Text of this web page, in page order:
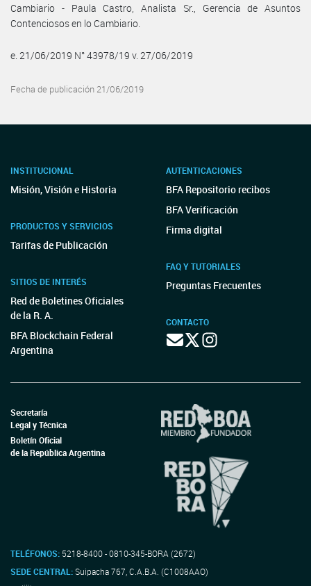
Cambiario - Paula Castro, Analista Sr., Gerencia de Asuntos
Contenciosos en lo Cambiario.
e. 21/06/2019 N° 43978/19 v. 27/06/2019
Fecha de publicación 21/06/2019
INSTITUCIONAL
Misión, Visión e Historia
PRODUCTOS Y SERVICIOS
Tarifas de Publicación
SITIOS DE INTERÉS
Red de Boletines Oficiales
de la R. A.
BFA Blockchain Federal
Argentina
AUTENTICACIONES
BFA Repositorio recibos
BFA Verificación
Firma digital
FAQ Y TUTORIALES
Preguntas Frecuentes
CONTACTO
Secretaría
Legal y Técnica
Boletín Oficial
de la República Argentina
TELÉFONOS: 5218-8400 - 0810-345-BORA (2672)
SEDE CENTRAL:Suipacha 767, C.A.B.A. (C1008AAO)